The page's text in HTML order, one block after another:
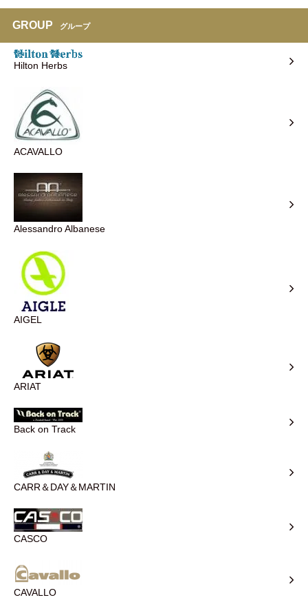
GROUP グループ
Hilton Herbs
ACAVALLO
Alessandro Albanese
AIGEL
ARIAT
Back on Track
CARR＆DAY＆MARTIN
CASCO
CAVALLO